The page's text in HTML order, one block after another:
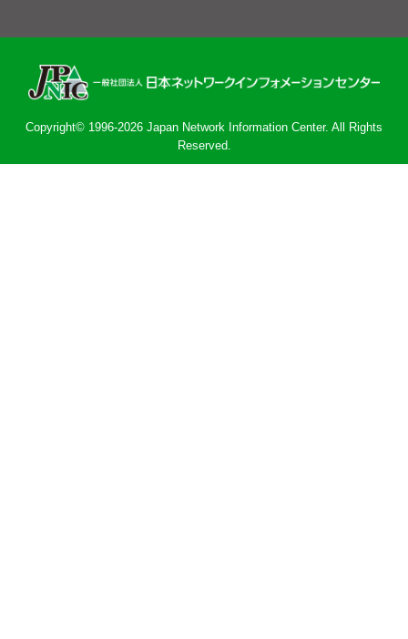
Copyright© 1996-2026 Japan Network Information Center. All Rights
Reserved.